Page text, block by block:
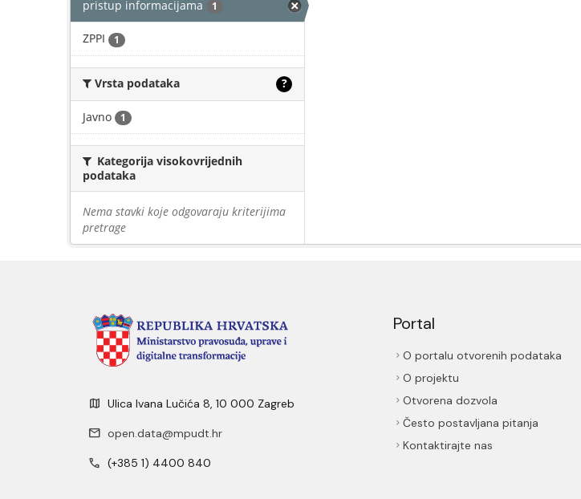
pristup informacijama 1
ZPPI 1
Vrsta podataka ?
Javno 1
Kategorija visokovrijednih
podataka
Nema stavki koje odgovaraju kriterijima
pretrage